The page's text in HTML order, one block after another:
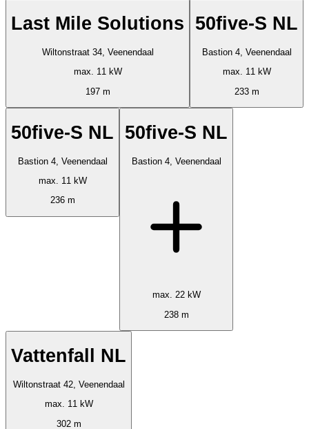
Last Mile Solutions
Wiltonstraat 34, Veenendaal
max. 11 kW
197 m
50five-S NL
Bastion 4, Veenendaal
max. 11 kW
233 m
50five-S NL
Bastion 4, Veenendaal
max. 11 kW
236 m
50five-S NL
Bastion 4, Veenendaal
max. 22 kW
238 m
Vattenfall NL
Wiltonstraat 42, Veenendaal
max. 11 kW
302 m